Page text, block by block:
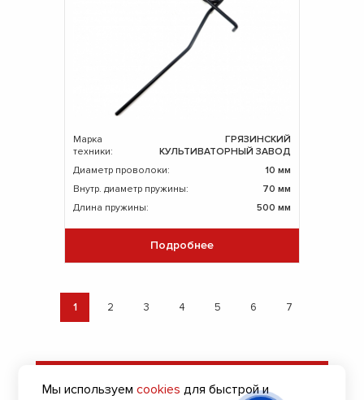
Марка
техники:
ГРЯЗИНСКИЙ
КУЛЬТИВАТОРНЫЙ ЗАВОД
Диаметр проволоки:
10 мм
Внутр. диаметр пружины:
70 мм
Длина пружины:
500 мм
Подробнее
1 2 3 4 5 6 7
на подбор пружин
Мы используемcookies для быстрой и